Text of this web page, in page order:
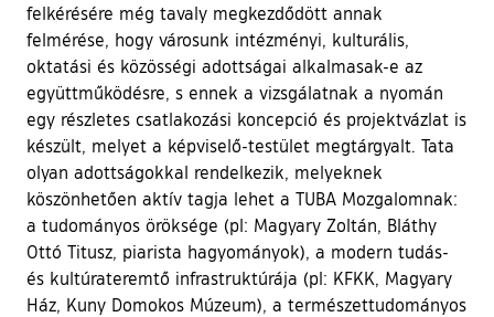
felkérésére még tavaly megkezdődött annak
felmérése, hogy városunk intézményi, kulturális,
oktatási és közösségi adottságai alkalmasak-e az
együttműködésre, s ennek a vizsgálatnak a nyomán
egy részletes csatlakozási koncepció és projektvázlat is
készült, melyet a képviselő-testület megtárgyalt. Tata
olyan adottságokkal rendelkezik, melyeknek
köszönhetően aktív tagja lehet a TUBA Mozgalomnak:
a tudományos öröksége (pl: Magyary Zoltán, Bláthy
Ottó Titusz, piarista hagyományok), a modern tudás-
és kultúrateremtő infrastruktúrája (pl: KFKK, Magyary
Ház, Kuny Domokos Múzeum), a természettudományos